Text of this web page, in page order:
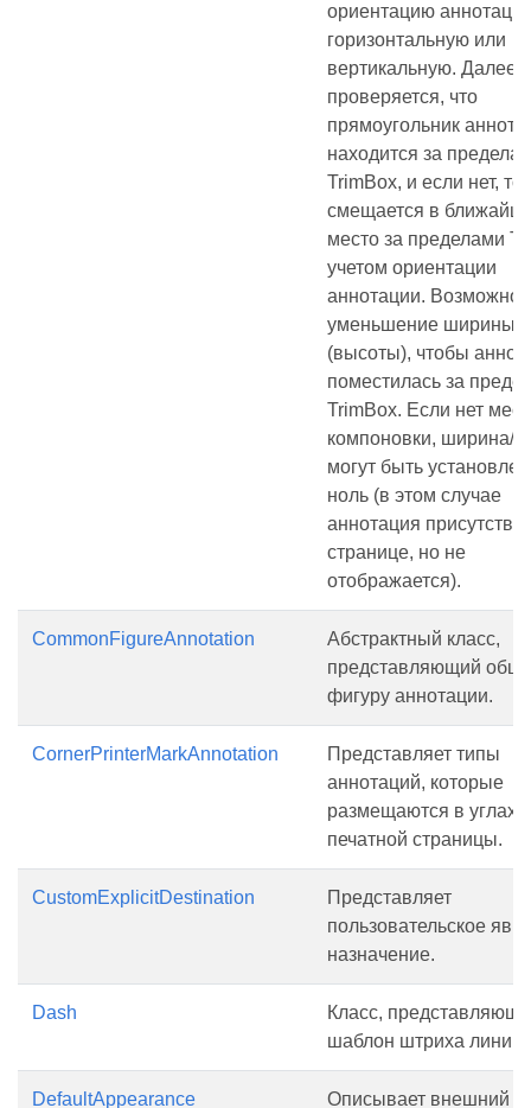
ориентацию
горизонтальную или
вертикальную. Далее
проверяется, что
прямоугольник
находится за
TrimBox, и если нет, то
смещается в
место за пределами
учетом ориентации
аннотации. Возможно
уменьшение ширины
(высоты), чтобы
поместилась за
TrimBox. Если нет
компоновки, ширина/
могут быть
ноль (в этом случае
аннотация
странице, но не
отображается).
CommonFigureAnnotation
Абстрактный класс,
представляющий
фигуру аннотации.
CornerPrinterMarkAnnotation
Представляет типы
аннотаций, которые
размещаются в углах
печатной страницы.
CustomExplicitDestination
Представляет
пользовательское
назначение.
Dash
Класс,
шаблон штриха линии.
DefaultAppearance
Описывает внешний